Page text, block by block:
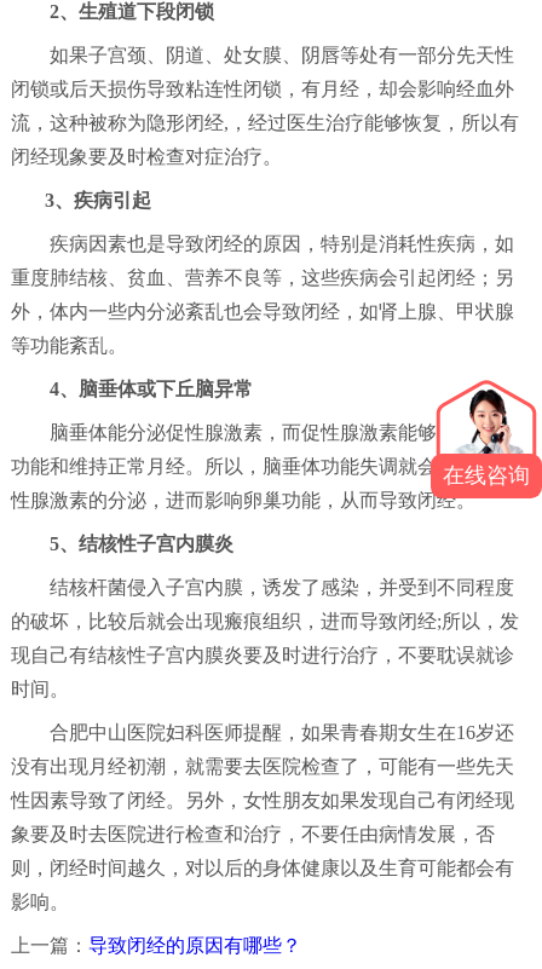
2、生殖道下段闭锁
如果子宫颈、阴道、处女膜、阴唇等处有一部分先天性
闭锁或后天损伤导致粘连性闭锁，有月经，却会影响经血外
流，这种被称为隐形闭经,，经过医生治疗能够恢复，所以有
闭经现象要及时检查对症治疗。
3、疾病引起
疾病因素也是导致闭经的原因，特别是消耗性疾病，如
重度肺结核、贫血、营养不良等，这些疾病会引起闭经；另
外，体内一些内分泌紊乱也会导致闭经，如肾上腺、甲状腺
等功能紊乱。
4、脑垂体或下丘脑异常
脑垂体能分泌促性腺激素，而促性腺激素能够调节卵巢
功能和维持正常月经。所以，脑垂体功能失调就会影响到促
性腺激素的分泌，进而影响卵巢功能，从而导致闭经。
5、结核性子宫内膜炎
结核杆菌侵入子宫内膜，诱发了感染，并受到不同程度
的破坏，比较后就会出现瘢痕组织，进而导致闭经;所以，发
现自己有结核性子宫内膜炎要及时进行治疗，不要耽误就诊
时间。
合肥中山医院妇科医师提醒，如果青春期女生在16岁还
没有出现月经初潮，就需要去医院检查了，可能有一些先天
性因素导致了闭经。另外，女性朋友如果发现自己有闭经现
象要及时去医院进行检查和治疗，不要任由病情发展，否
则，闭经时间越久，对以后的身体健康以及生育可能都会有
影响。
上一篇： 导致闭经的原因有哪些？
在线咨询